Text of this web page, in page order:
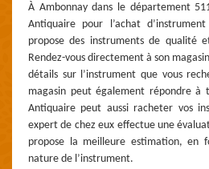
À Ambonnay dans le département
Antiquaire pour l’achat
propose des instruments de qualité
Rendez-vous directement à son
détails sur l’instrument que vous
magasin peut également répondre à
Antiquaire peut aussi racheter vos
expert de chez eux effectue une
propose la meilleure estimation, en
nature de l’instrument.